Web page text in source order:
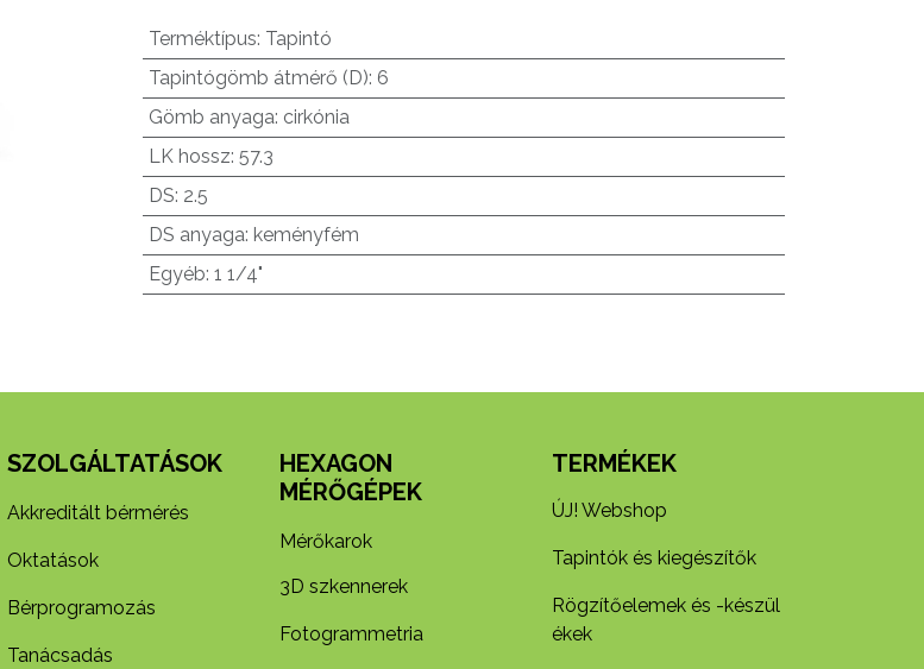
Terméktípus: Tapintó
Tapintógömb átmérő (D): 6
Gömb anyaga: cirkónia
LK hossz: 57.3
DS: 2.5
DS anyaga: keményfém
Egyéb: 1 1/4"
SZOLGÁLTATÁSOK
Akkreditált bérmérés
Oktatások
Bérprogramozás
Tanácsadás
HEXAGON
MÉRŐGÉPEK
Mérőkarok
3D szkennerek
Fotogrammetria
TERMÉKEK
ÚJ! Webshop
Tapintók és kiegészítők
Rögzítőelemek és -készül​
ékek